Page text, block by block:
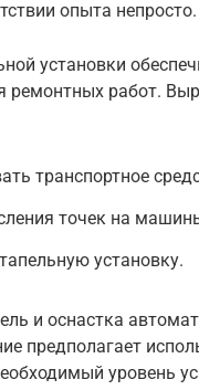
опыта непросто.
установки
ремонтных работ.
транспортное
точек на
установку.
и оснастка
предполагает
уровень